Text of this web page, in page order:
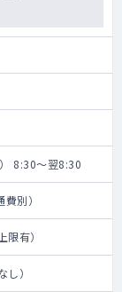
8:30～翌8:30
別）
有）
）